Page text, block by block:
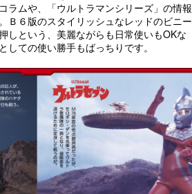
ラムや、「ウルトラマンシリーズ」の情報
Ｂ６版のスタイリッシュなレッドのビニー
しという、美麗ながらも日常使いもOKな
ての使い勝手もばっちりです。